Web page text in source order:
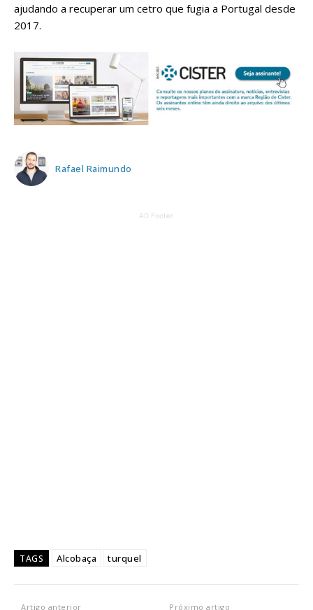
ajudando a recuperar um cetro que fugia a Portugal desde
2017.
Rafael Raimundo
AD Footer
TAGS Alcobaça turquel
Artigo anterior Próximo artigo